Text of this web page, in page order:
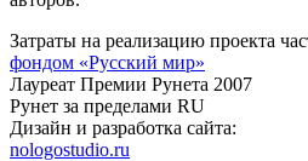
Затраты на реализацию проекта
фондом «Русский мир»
Лауреат Премии Рунета 2007
Рунет за пределами RU
Дизайн и разработка сайта:
nologostudio.ru